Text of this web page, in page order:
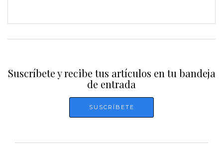
Suscríbete y recibe tus artículos en tu bandeja
de entrada